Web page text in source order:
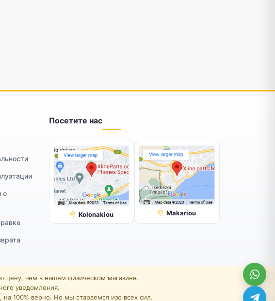
о
Посетите нас
Kolonakiou Makariou
цену, чем в нашем физическом магазине.
уведомления.
100% верно. Но мы стараемся изо всех сил.